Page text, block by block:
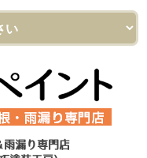
雨漏り専門店